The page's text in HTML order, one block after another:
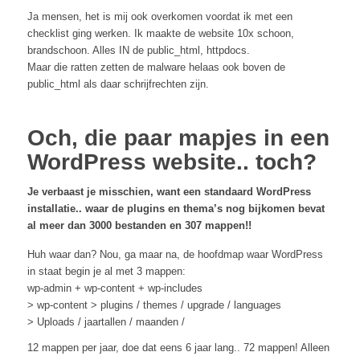
Ja mensen, het is mij ook overkomen voordat ik met een
checklist ging werken. Ik maakte de website 10x schoon,
brandschoon. Alles IN de public_html, httpdocs.
Maar die ratten zetten de malware helaas ook boven de
public_html als daar schrijfrechten zijn.
Och, die paar mapjes in een
WordPress website.. toch?
Je verbaast je misschien, want een standaard WordPress
installatie.. waar de plugins en thema’s nog bijkomen bevat
al meer dan 3000 bestanden en 307 mappen!!
Huh waar dan? Nou, ga maar na, de hoofdmap waar WordPress
in staat begin je al met 3 mappen:
wp-admin + wp-content + wp-includes
> wp-content > plugins / themes / upgrade / languages
> Uploads / jaartallen / maanden /
12 mappen per jaar, doe dat eens 6 jaar lang.. 72 mappen! Alleen